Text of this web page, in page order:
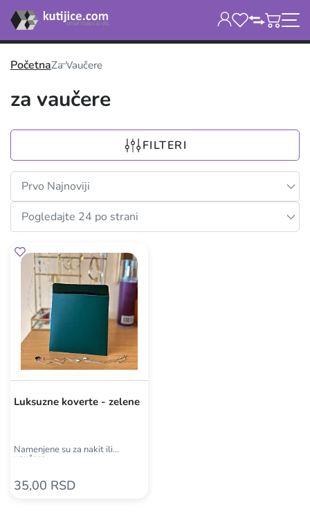
PočetnaZa Vaučere
za vaučere
FILTERI
Luksuzne koverte - zelene
Namenjene su za nakit ili
vaučere
35,00 RSD